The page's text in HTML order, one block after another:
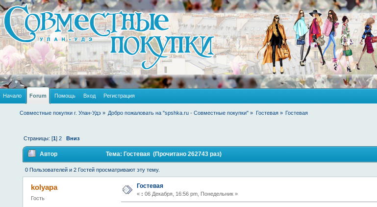
Начало Forum Помощь Вход Регистрация
Совместные покупки г. Улан-Удэ » Добро пожаловать на "spshka.ru - Совместные покупки" » Гостевая» Гостевая
Страницы: [1]2 Вниз
Автор Тема: Гостевая (Прочитано 262743 раз)
0 Пользователей и 2 Гостей просматривают эту тему.
kolyapa
Гость
Гостевая
« : 06 Декабря, 16:56 pm, Понедельник »